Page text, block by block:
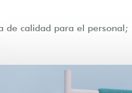
de calidad para el personal;